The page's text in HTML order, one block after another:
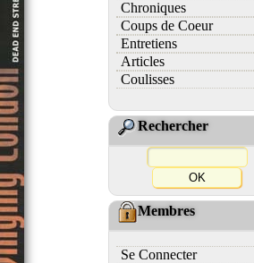
Chroniques
Coups de Coeur
Entretiens
Articles
Coulisses
Rechercher
Membres
Se Connecter